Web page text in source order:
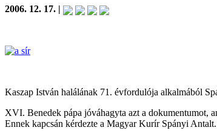
2006. 12. 17. |
Kaszap István halálának 71. évfordulója alkalmából
XVI. Benedek pápa jóváhagyta azt a dokumentumot,
Ennek kapcsán kérdezte a Magyar Kurír Spányi Antalt.